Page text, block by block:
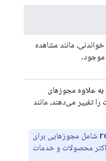
مانند مشاهده
موجود.
به علاوه مجوزهای
تغییر می‌دهند، مانند
شامل مجوزهایی برای
اکثر محصولات و خدمات